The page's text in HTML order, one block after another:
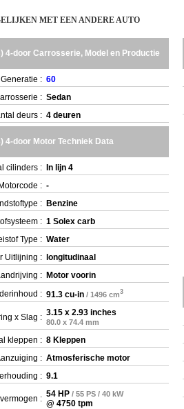
MET EEN ANDERE AUTO
4-door Carrosserie, Model en Productie
Generatie : 60
: Sedan
deurs : 4 deuren
4-door Motor Techniek Data
cilinders :
In lijn 4
: -
: Benzine
: 1 Solex carb
Type : Water
Uitlijning :
longitudinaal
: Motor voorin
: 91.3 cu-in / 1496 cm3
x Slag : 3.15 x 2.93 inches
80.0 x 74.4 mm
kleppen : 8 Kleppen
: Atmosferische motor
: 9.1
: 54 HP / 55 PS / 40 kW
@ 4750 tpm